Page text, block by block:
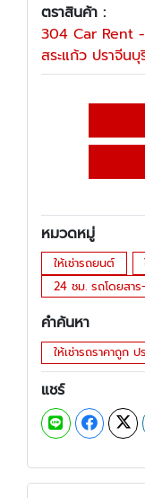
ตราสินค้า :
304 Car Rent
สระแก้ว ปราจีนบุ
หมวดหมู่
ให้เช่ารถยนต์
24 ชม. รถโดยสาร-
คำค้นหา
ให้เช่ารถราคาถูก
แชร์